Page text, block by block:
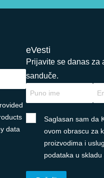
data
eVesti
Prijavite se danas za
sanduče.
Saglasan sam da
ovom obrascu za
proizvodima i
podataka u